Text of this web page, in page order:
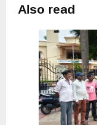
Also read